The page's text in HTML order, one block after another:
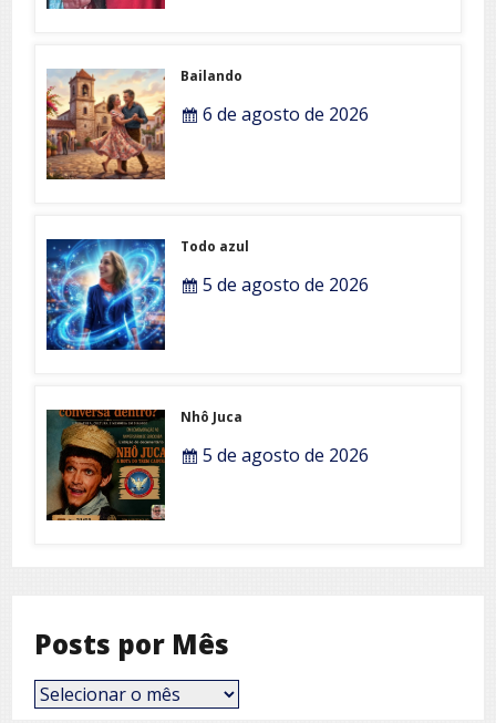
Bailando
6 de agosto de 2026
Todo azul
5 de agosto de 2026
Nhô Juca
5 de agosto de 2026
Posts por Mês
Posts
por